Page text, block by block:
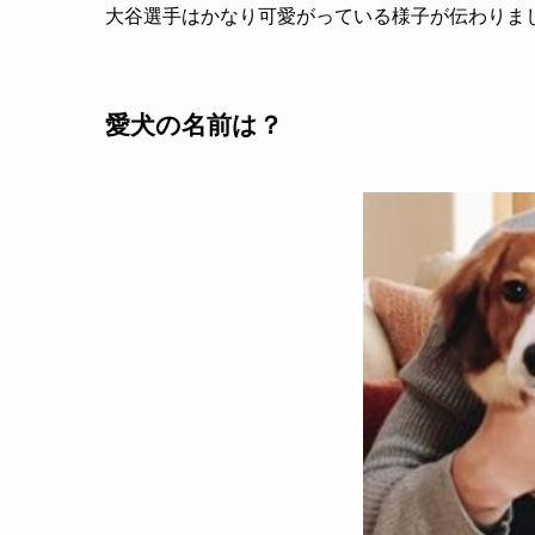
大谷選手はかなり可愛がっている様子が伝わりま
愛犬の名前は？